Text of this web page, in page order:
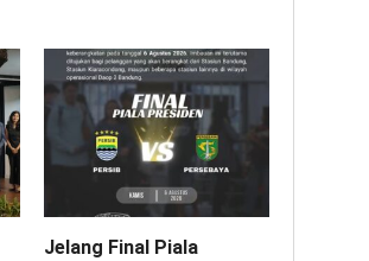
Jelang Final Piala